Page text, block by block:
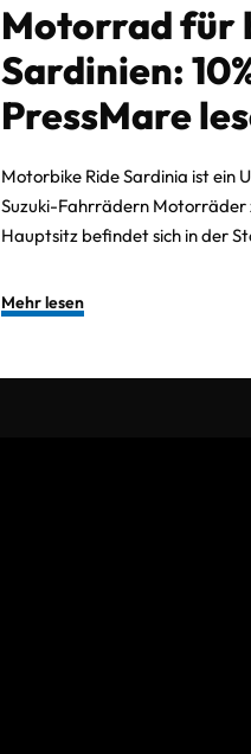
Motorrad für
Sardinien:
PressMare
Motorbike Ride Sardinia ist ein
Suzuki-Fahrrädern
Hauptsitz befindet sich in der
Mehr lesen